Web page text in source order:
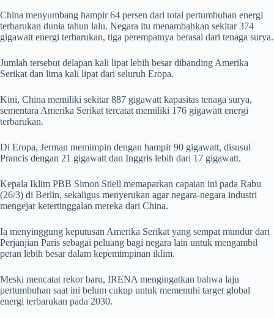
China menyumbang hampir 64 persen dari total pertumbuhan energi
terbarukan dunia tahun lalu. Negara itu menambahkan sekitar 374
gigawatt energi terbarukan, tiga perempatnya berasal dari tenaga surya.
Jumlah tersebut delapan kali lipat lebih besar dibanding Amerika
Serikat dan lima kali lipat dari seluruh Eropa.
Kini, China memiliki sekitar 887 gigawatt kapasitas tenaga surya,
sementara Amerika Serikat tercatat memiliki 176 gigawatt energi
terbarukan.
Di Eropa, Jerman memimpin dengan hampir 90 gigawatt, disusul
Prancis dengan 21 gigawatt dan Inggris lebih dari 17 gigawatt.
Kepala Iklim PBB Simon Stiell memaparkan capaian ini pada Rabu
(26/3) di Berlin, sekaligus menyerukan agar negara-negara industri
mengejar ketertinggalan mereka dari China.
Ia menyinggung keputusan Amerika Serikat yang sempat mundur dari
Perjanjian Paris sebagai peluang bagi negara lain untuk mengambil
peran lebih besar dalam kepemimpinan iklim.
Meski mencatat rekor baru, IRENA mengingatkan bahwa laju
pertumbuhan saat ini belum cukup untuk memenuhi target global
energi terbarukan pada 2030.